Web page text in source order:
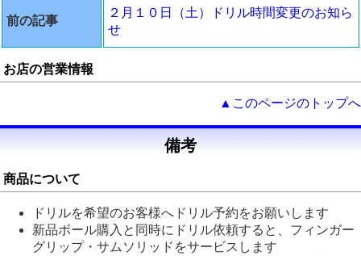
前の記事
２月１０日（土）ドリル時間変更のお知ら
せ
お店の営業情報
▲このページのトップへ
備考
商品について
ドリルを希望のお客様へドリル予約をお願いします
新品ボール購入と同時にドリル依頼すると、フィンガー
グリップ・サムソリッドをサービスします